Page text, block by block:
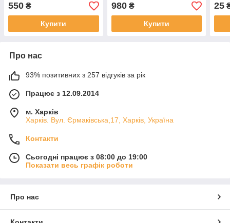
550 ₴
Купити
980₴
Купити
25
Про нас
93% позитивних з 257 відгуків за рік
Працює з 12.09.2014
м. Харків
Харків. Вул. Єрмаківська,17, Харків, Україна
Контакти
Сьогодні працює з 08:00 до 19:00
Показати весь графік роботи
Про нас